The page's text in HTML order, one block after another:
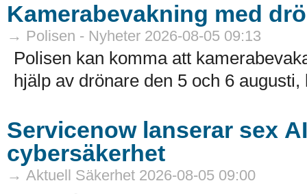
Kamerabevakning med
→ Polisen - Nyheter 2026-08-05 09:13
Polisen kan komma att
hjälp av drönare den 5 och 6 augusti,
Servicenow lanserar sex
cybersäkerhet
→ Aktuell Säkerhet 2026-08-05 09:00